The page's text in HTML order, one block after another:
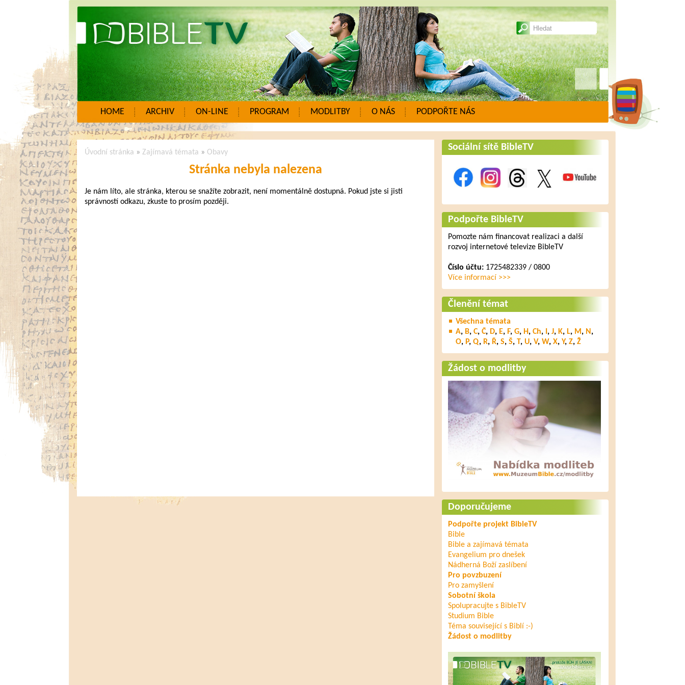
HOME ARCHIV ON-LINE PROGRAM MODLITBY O NÁS PODPOŘTE NÁS
Úvodní stránka » Zajímavá témata » Obavy
Stránka nebyla nalezena
Je nám líto, ale stránka, kterou se snažíte zobrazit, není momentálně dostupná. Pokud jste si jisti
správností odkazu, zkuste to prosím později.
Sociální sítě BibleTV
Podpořte BibleTV
Pomozte nám financovat realizaci a další
rozvoj internetové televize BibleTV
Číslo účtu:1725482339 / 0800
Více informací >>>
Členění témat
Všechna témata
A, B, C, Č, D, E, F, G, H, Ch, , J, K, L, M, N ,
O, P, Q, R, Ř, S, Š, T, U, V, W, X, Y, Z, Ž
Žádost o modlitby
Doporučujeme
Podpořte projekt BibleTV
Bible
Bible a zajímavá témata
Evangelium pro dnešek
Nádherná Boží zaslíbení
Pro povzbuzení
Pro zamyšlení
Sobotní škola
Spolupracujte s BibleTV
Studium Bible
Téma související s Biblí :-)
Žádost o modlitby